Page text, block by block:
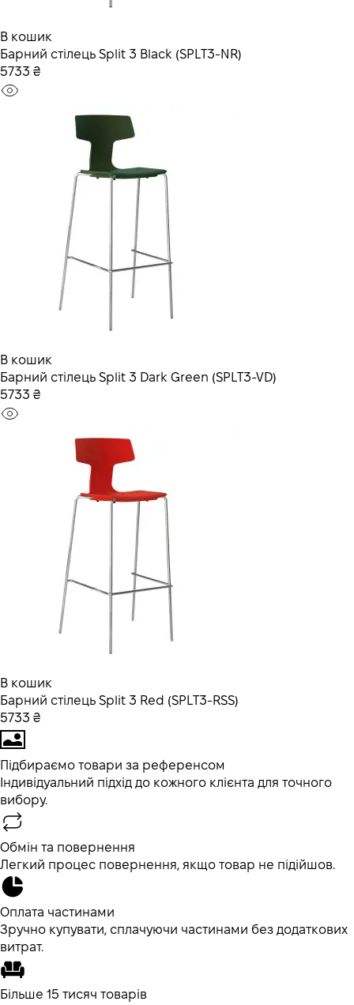
В кошик
Барний стілець Split 3 Black (SPLT3-NR)
5733 ₴
В кошик
Барний стілець Split 3 Dark Green (SPLT3-VD)
5733 ₴
В кошик
Барний стілець Split 3 Red (SPLT3-RSS)
5733 ₴
Підбираємо товари за референсом
Індивідуальний підхід до кожного клієнта для точного
вибору.
Обмін та повернення
Легкий процес повернення, якщо товар не підійшов.
Оплата частинами
Зручно купувати, сплачуючи частинами без додаткових
витрат.
Більше 15 тисяч товарів